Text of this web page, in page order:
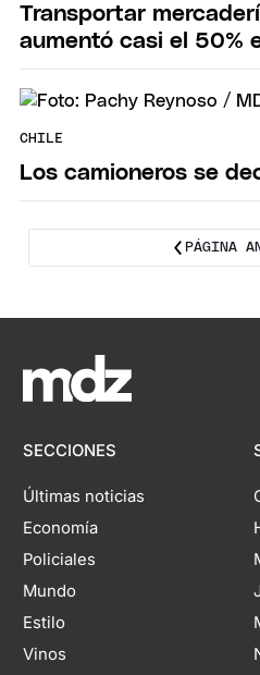
Transportar
aumentó casi el 50%
CHILE
Los camioneros se
PÁGINA
SECCIONES
Últimas noticias
Economía
Policiales
Mundo
Estilo
Vinos